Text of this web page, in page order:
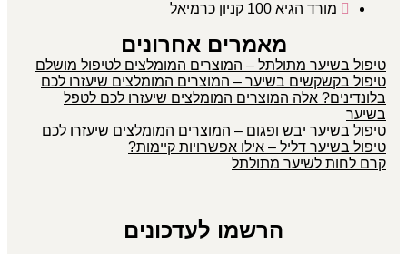
מורד הגיא 100 קניון כרמיאל
מאמרים אחרונים
טיפול בשיער מתולתל – המוצרים המומלצים לטיפול מושלם
טיפול בקשקשים בשיער – המוצרים המומלצים שיעזרו לכם
בלונדינים? אלה המוצרים המומלצים שיעזרו לכם לטפל
בשיער
טיפול בשיער יבש ופגום – המוצרים המומלצים שיעזרו לכם
טיפול בשיער דליל – אילו אפשרויות קיימות?
קרם לחות לשיער מתולתל
הרשמו לעדכונים